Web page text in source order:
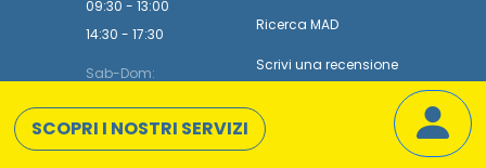
09:30 - 13:00
14:30 - 17:30
Sab-Dom:
Ricerca MAD
Scrivi una recensione
Termini
SCOPRI I NOSTRI SERVIZI